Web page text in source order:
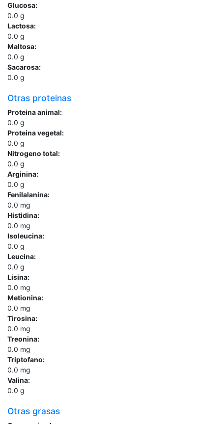
Glucosa:
0.0 g
Lactosa:
0.0 g
Maltosa:
0.0 g
Sacarosa:
0.0 g
Otras proteinas
Proteina animal:
0.0 g
Proteina vegetal:
0.0 g
Nitrogeno total:
0.0 g
Arginina:
0.0 g
Fenilalanina:
0.0 mg
Histidina:
0.0 mg
Isoleucina:
0.0 g
Leucina:
0.0 g
Lisina:
0.0 mg
Metionina:
0.0 mg
Tirosina:
0.0 mg
Treonina:
0.0 mg
Triptofano:
0.0 mg
Valina:
0.0 g
Otras grasas